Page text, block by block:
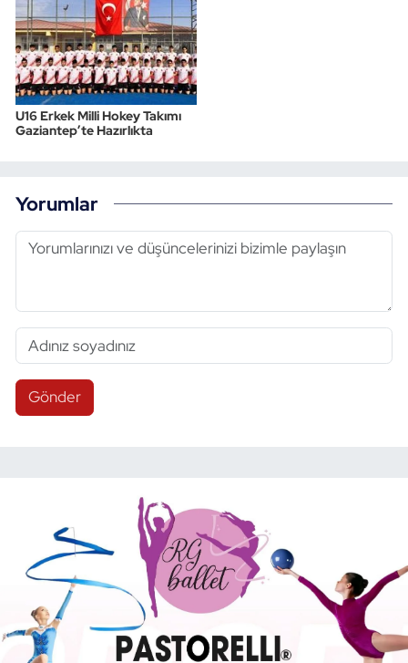
U16 Erkek Milli Hokey Takımı
Gaziantep’te Hazırlıkta
Yorumlar
Gönder